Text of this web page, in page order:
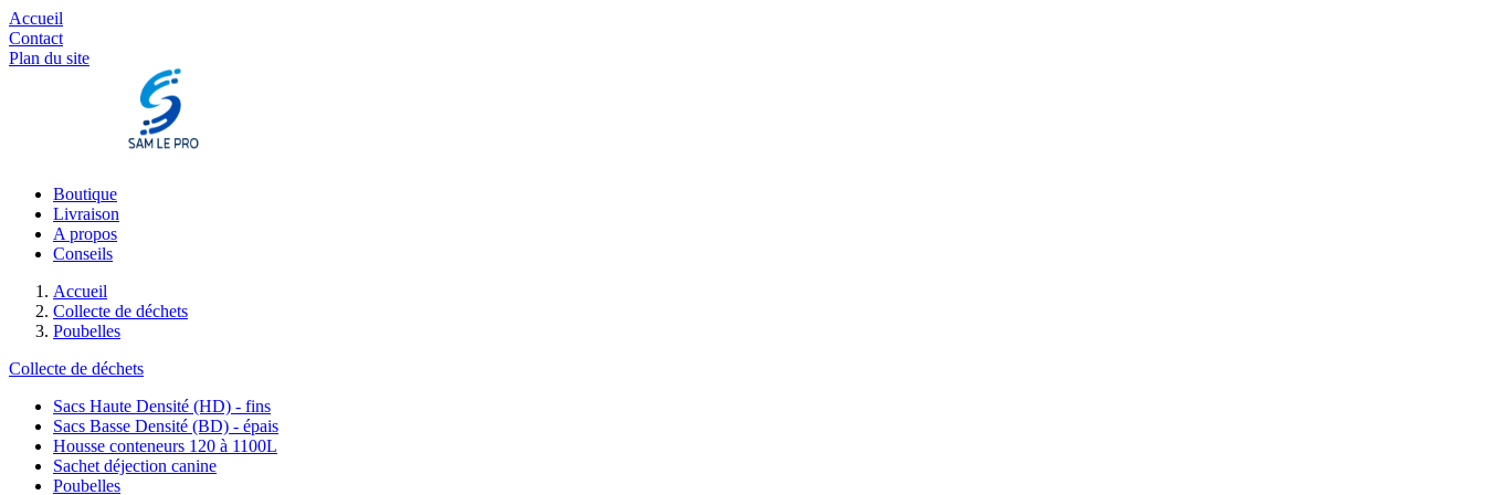
Accueil
Contact
Plan du site
Boutique
Livraison
A propos
Conseils
Accueil
Collecte de déchets
Poubelles
Collecte de déchets
Sacs Haute Densité (HD) - fins
Sacs Basse Densité (BD) - épais
Housse conteneurs 120 à 1100L
Sachet déjection canine
Poubelles